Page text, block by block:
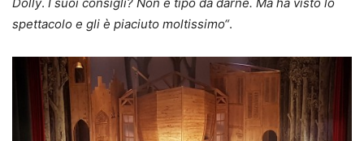
spettacolo e gli è piaciuto moltissimo“.